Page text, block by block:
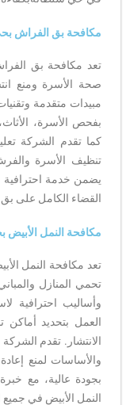
مكافحة بق الفراش
تعد مكافحة بق
صحة الأسرة ومنع
مبيدات متقدمة
بفحص الأسرة،
كما تقدم الشركة
تنظيف الأسرة
يضمن خدمة احترافية
القضاء الكامل على
مكافحة النمل الأبيض
تعد مكافحة النمل
تحمي المنازل
وأساليب احترافية
العمل بتحديد أماكن
الانتشار. تقدم
والأساسات لمنع
بجودة عالية، مع
النمل الأبيض في